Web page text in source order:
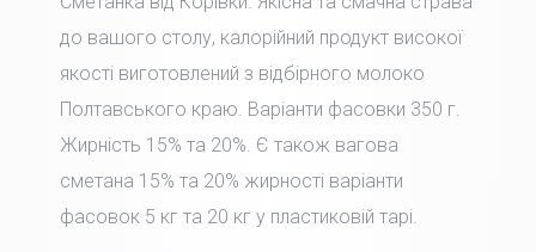
до вашого столу, калорійний продукт високої
якості виготовлений з відбірного молоко
Полтавського краю. Варіанти фасовки 350 г.
Жирність 15% та 20%. Є також вагова
сметана 15% та 20% жирності варіанти
фасовок 5 кг та 20 кг у пластиковій тарі.